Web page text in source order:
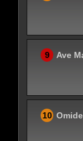
9 Ave
10 Omide